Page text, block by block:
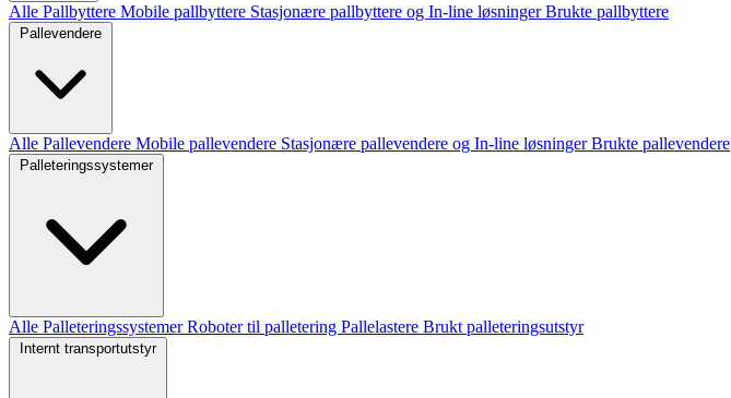
Alle Pallbyttere Mobile pallbyttere Stasjonære pallbyttere og In-line løsningerBrukte pallbyttere
Pallevendere
Alle Pallevendere Mobile pallevendere Stasjonære pallevendere og In-line løsningerBrukte pallevendere
Palleteringssystemer
Alle PalleteringssystemerRoboter til palletering Pallelastere Brukt palleteringsutstyr
Internt transportutstyr